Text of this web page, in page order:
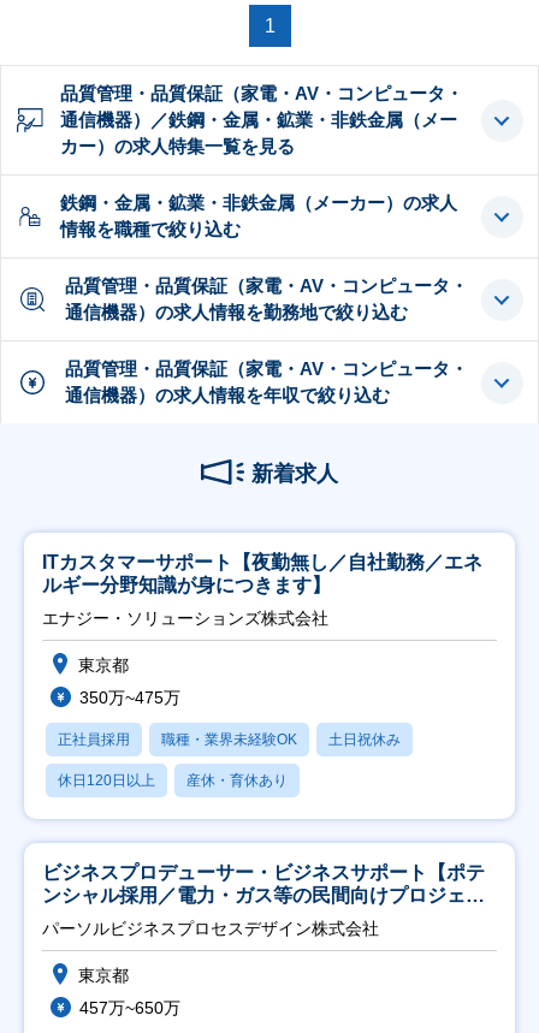
1
品質管理・品質保証（家電・AV・コンピュータ・
通信機器）／鉄鋼・金属・鉱業・非鉄金属（メー
カー）の求人特集一覧を見る
鉄鋼・金属・鉱業・非鉄金属（メーカー）の求人
情報を職種で絞り込む
品質管理・品質保証（家電・AV・コンピュータ・
通信機器）の求人情報を勤務地で絞り込む
品質管理・品質保証（家電・AV・コンピュータ・
通信機器）の求人情報を年収で絞り込む
新着求人
ITカスタマーサポート【夜勤無し／自社勤務／エネ
ルギー分野知識が身につきます】
エナジー・ソリューションズ株式会社
東京都
350万~475万
正社員採用 職種・業界未経験OK 土日祝休み
休日120日以上 産休・育休あり
ビジネスプロデューサー・ビジネスサポート【ポテ
ンシャル採用／電力・ガス等の民間向けプロジェク
ト推進】
パーソルビジネスプロセスデザイン株式会社
東京都
457万~650万